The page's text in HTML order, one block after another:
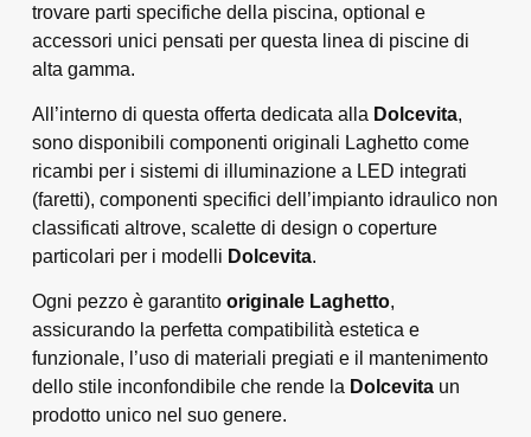
trovare parti specifiche della piscina, optional e
accessori unici pensati per questa linea di piscine di
alta gamma.
All’interno di questa offerta dedicata alla Dolcevita,
sono disponibili componenti originali Laghetto come
ricambi per i sistemi di illuminazione a LED integrati
(faretti), componenti specifici dell’impianto idraulico non
classificati altrove, scalette di design o coperture
particolari per i modelli Dolcevita.
Ogni pezzo è garantito originale Laghetto,
assicurando la perfetta compatibilità estetica e
funzionale, l’uso di materiali pregiati e il mantenimento
dello stile inconfondibile che rende la Dolcevitaun
prodotto unico nel suo genere.